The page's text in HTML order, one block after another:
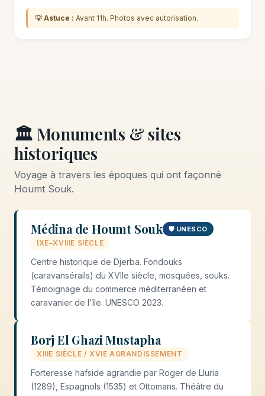
💡 Astuce : Avant 11h. Photos avec autorisation.
🏛️ Monuments & sites
historiques
Voyage à travers les époques qui ont façonné
Houmt Souk.
Médina de Houmt Souk 🛡️ UNESCO
IXE–XVIIIE SIÈCLE
Centre historique de Djerba. Fondouks
(caravansérails) du XVIIe siècle, mosquées, souks.
Témoignage du commerce méditerranéen et
caravanier de l'île. UNESCO 2023.
Borj El Ghazi Mustapha
XIIIE SIÈCLE / XVIE AGRANDISSEMENT
Forteresse hafside agrandie par Roger de Lluria
(1289), Espagnols (1535) et Ottomans. Théâtre du